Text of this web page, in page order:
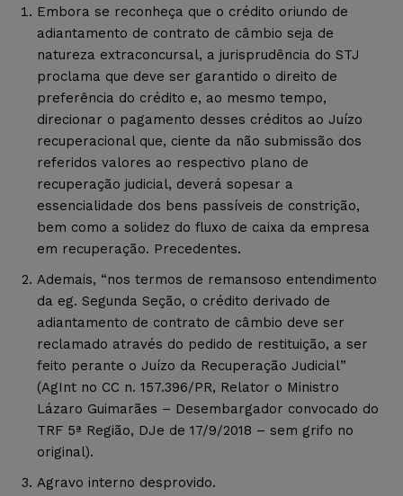
Embora se reconheça que o crédito oriundo de
adiantamento de contrato de câmbio seja de
natureza extraconcursal, a jurisprudência do STJ
proclama que deve ser garantido o direito de
preferência do crédito e, ao mesmo tempo,
direcionar o pagamento desses créditos ao Juízo
recuperacional que, ciente da não submissão dos
referidos valores ao respectivo plano de
recuperação judicial, deverá sopesar a
essencialidade dos bens passíveis de constrição,
bem como a solidez do fluxo de caixa da empresa
em recuperação. Precedentes.
Ademais, “nos termos de remansoso entendimento
da eg. Segunda Seção, o crédito derivado de
adiantamento de contrato de câmbio deve ser
reclamado através do pedido de restituição, a ser
feito perante o Juízo da Recuperação Judicial”
(AgInt no CC n. 157.396/PR, Relator o Ministro
Lázaro Guimarães – Desembargador convocado do
TRF 5ª Região, DJe de 17/9/2018 – sem grifo no
original).
Agravo interno desprovido.